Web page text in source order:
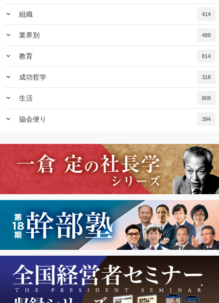
keyboard_arrow_down 組織 414
keyboard_arrow_down 業界別 489
keyboard_arrow_down 教育 814
keyboard_arrow_down 成功哲学 318
keyboard_arrow_down 生活 809
keyboard_arrow_down 協会便り 394